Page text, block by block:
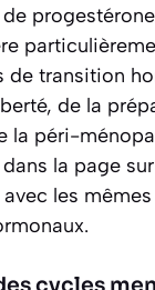
de transition
de la
la péri-
la page sur
avec les